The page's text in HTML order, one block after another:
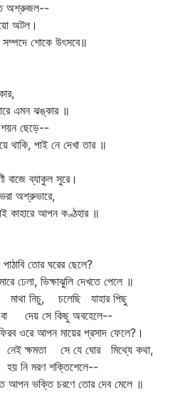
অটল।
শোকে উৎসবে॥
এমন ঝঙ্কার ॥
ছেড়ে--
পাই নে দেখা তার ॥
ব্যাকুল সুরে।
অশ্রুভারে,
আপন কণ্ঠহার ॥
তোর ঘরের ছেলে?
ভিক্ষাঝুলি দেখতে পেলে ॥
চলেছি যাহার পিছু
কিছু অবহেলে--
আপন মায়ের প্রসাদ ফেলে?।
সে যে ঘোর মিথ্যে কথা,
শক্তিশেলে--
চরণে তোর দেব মেলে ॥